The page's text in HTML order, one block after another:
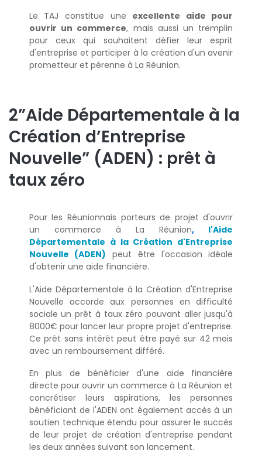
Le TAJ constitue une excellente aide pour
ouvrir un commerce, mais aussi un tremplin
pour ceux qui souhaitent défier leur esprit
d'entreprise et participer à la création d'un avenir
prometteur et pérenne à La Réunion.
2”Aide Départementale à la
Création d’Entreprise
Nouvelle” (ADEN) : prêt à
taux zéro
Pour les Réunionnais porteurs de projet d'ouvrir
un commerce à La Réunion, l'Aide
Départementale à la Création d'Entreprise
Nouvelle (ADEN) peut être l'occasion idéale
d'obtenir une aide financière.
L'Aide Départementale à la Création d'Entreprise
Nouvelle accorde aux personnes en difficulté
sociale un prêt à taux zéro pouvant aller jusqu'à
8000€ pour lancer leur propre projet d'entreprise.
Ce prêt sans intérêt peut être payé sur 42 mois
avec un remboursement différé.
En plus de bénéficier d'une aide financière
directe pour ouvrir un commerce à La Réunion et
concrétiser leurs aspirations, les personnes
bénéficiant de l'ADEN ont également accès à un
soutien technique étendu pour assurer le succès
de leur projet de création d'entreprise pendant
les deux années suivant son lancement.